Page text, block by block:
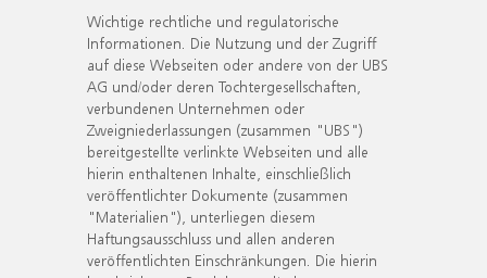
Wichtige rechtliche und regulatorische
Informationen. Die Nutzung und der Zugriff
auf diese Webseiten oder andere von der UBS
AG und/oder deren Tochtergesellschaften,
verbundenen Unternehmen oder
Zweigniederlassungen (zusammen "UBS")
bereitgestellte verlinkte Webseiten und alle
hierin enthaltenen Inhalte, einschließlich
veröffentlichter Dokumente (zusammen
"Materialien"), unterliegen diesem
Haftungsausschluss und allen anderen
veröffentlichten Einschränkungen. Die hierin